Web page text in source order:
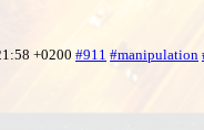
+0200 #911 #manipulation